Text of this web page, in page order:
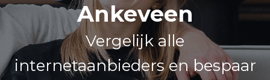
Ankeveen
Vergelijk alle
internetaanbieders en bespaar